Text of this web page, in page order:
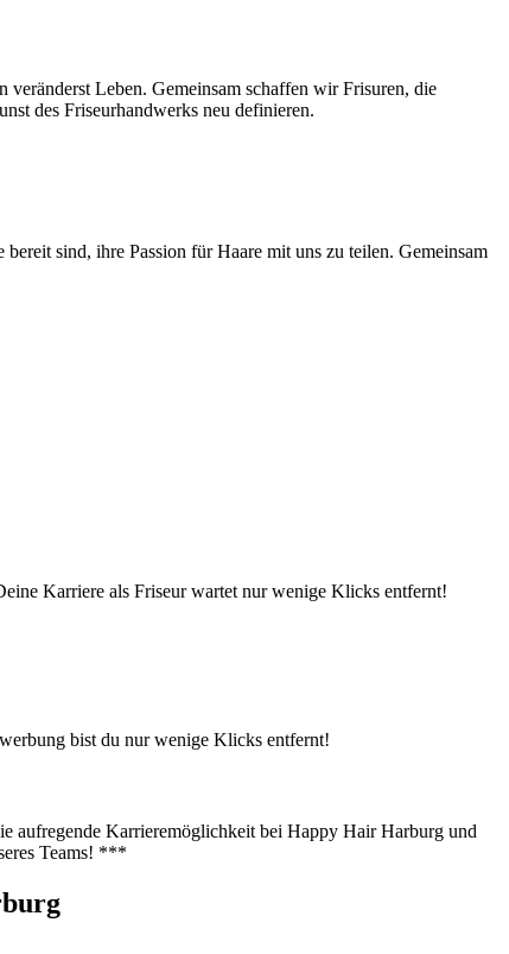
Leben. Gemeinsam schaffen wir Frisuren, die
des Friseurhandwerks neu definieren.
sind, ihre Passion für Haare mit uns zu teilen. Gemeinsam
Karriere als Friseur wartet nur wenige Klicks entfernt!
bist du nur wenige Klicks entfernt!
aufregende Karrieremöglichkeit bei Happy Hair Harburg und
Teams! ***